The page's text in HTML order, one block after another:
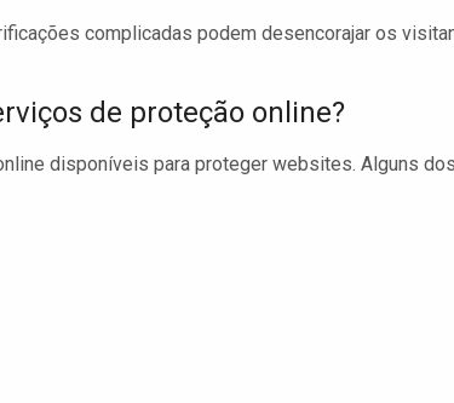
complicadas podem desencorajar os
de proteção online?
disponíveis para proteger websites. Alguns